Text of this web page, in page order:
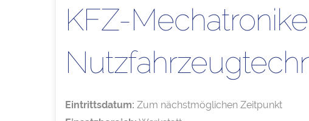
KFZ-
Eintrittsdatum: Zum nächstmöglichen Zeitpunkt